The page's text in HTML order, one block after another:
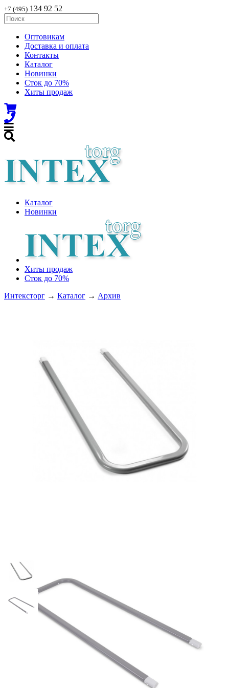
+7 (495) 134 92 52
Оптовикам
Доставка и оплата
Контакты
Каталог
Новинки
Сток до 70%
Хиты продаж
Каталог
Новинки
Хиты продаж
Сток до 70%
Интексторг → Каталог → Архив
Опора U-образная
каркасного бассейна, Intex